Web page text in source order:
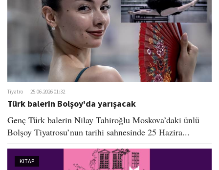
Tiyatro 25.06.2026 01:32
Türk balerin Bolşoy'da yarışacak
Genç Türk balerin Nilay Tahiroğlu Moskova’daki ünlü
Bolşoy Tiyatrosu’nun tarihi sahnesinde 25 Hazira...
KITAP